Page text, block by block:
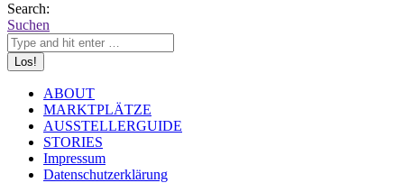
Search:
Suchen
ABOUT
MARKTPLÄTZE
AUSSTELLERGUIDE
STORIES
Impressum
Datenschutzerklärung